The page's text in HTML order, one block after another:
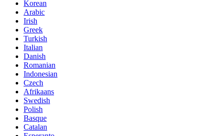
Korean
Arabic
Irish
Greek
Turkish
Italian
Danish
Romanian
Indonesian
Czech
Afrikaans
Swedish
Polish
Basque
Catalan